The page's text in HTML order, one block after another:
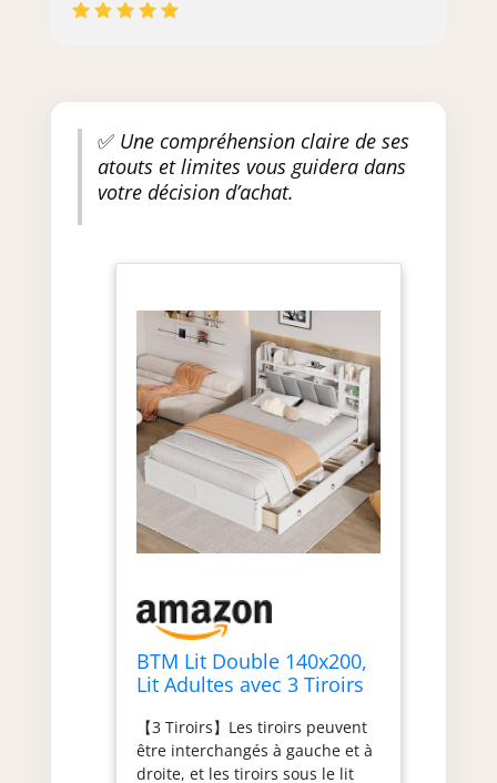
✅Une compréhension claire de ses
atouts et limites vous guidera dans
votre décision d’achat.
BTM Lit Double 140x200,
Lit Adultes avec 3 Tiroirs
Étagères Ouvertes et
Compartiment de
Rangement à Porte
【3 Tiroirs】Les tiroirs peuvent
être interchangés à gauche et à
droite, et les tiroirs sous le lit